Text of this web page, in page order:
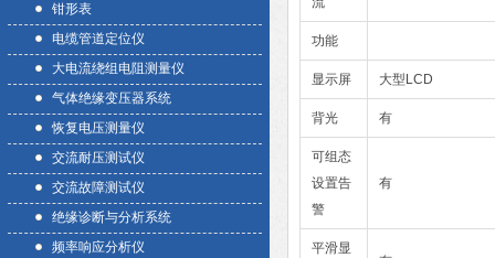
钳形表
电缆管道定位仪
大电流绕组电阻测量仪
气体绝缘变压器系统
恢复电压测量仪
交流耐压测试仪
交流故障测试仪
绝缘诊断与分析系统
频率响应分析仪
功能
显示屏 大型LCD
背光 有
可组态
设置告
警
有
平滑显